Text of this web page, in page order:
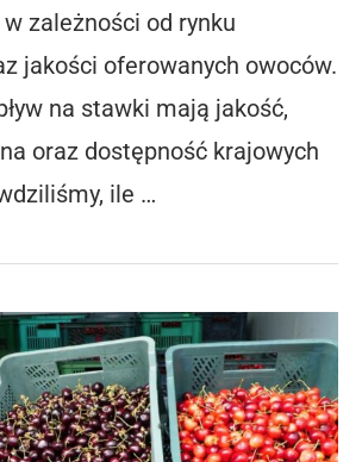
zależności od rynku
jakości oferowanych owoców.
na stawki mają jakość,
oraz dostępność krajowych
ile …